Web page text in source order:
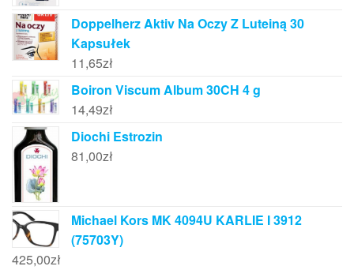
Doppelherz Aktiv Na Oczy Z Luteiną 30
Kapsułek
11,65zł
Boiron Viscum Album 30CH 4 g
14,49zł
Diochi Estrozin
81,00zł
Michael Kors MK 4094U KARLIE I 3912
(75703Y)
425,00zł